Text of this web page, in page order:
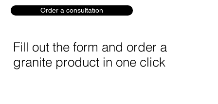
Order a consultation
Fill out the form and order a
granite product in one click